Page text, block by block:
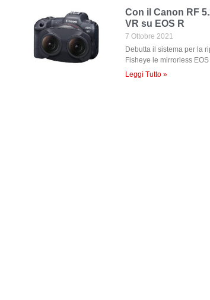
Con il Canon RF
VR su EOS R
7 Ottobre 2021
Debutta il sistema per la
Fisheye le mirrorless
Leggi Tutto »